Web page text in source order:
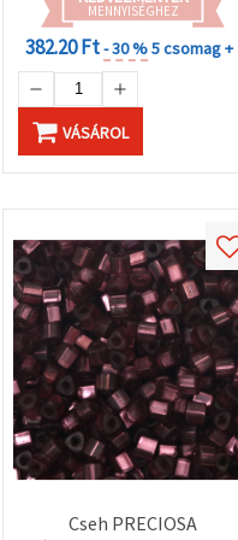
MENNYISÉGHEZ
382.20 Ft- 30 %5 csomag +
VÁSÁROL
Cseh PRECIOSA